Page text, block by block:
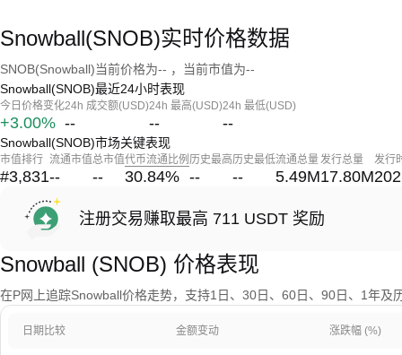
Snowball(SNOB)实时价格数据
SNOB(Snowball)当前价格为-- ，当前市值为--
Snowball(SNOB)最近24小时表现
今日价格变化
+3.00%
24h 成交额(USD)
--
24h 最高(USD)
--
24h 最低(USD)
--
Snowball(SNOB)市场关键表现
市值排行
#3,831
流通市值
--
总市值
--
代币流通比例
30.84%
历史最高
--
历史最低
--
流通总量
5.49M
发行总量
17.80M
发行
注册交易赚取最高 711 USDT 奖励
Snowball (SNOB) 价格表现
在P网上追踪Snowball价格走势，支持1日、30日、60日、90日、1年及
日期比较 金额变动 涨跌幅 (%)